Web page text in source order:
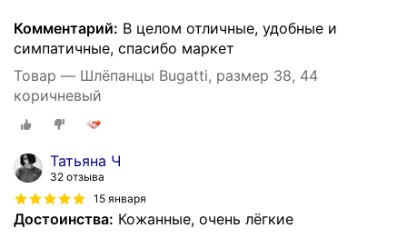
Комментарий: В целом отличные, удобные и
симпатичные, спасибо маркет
Товар — Шлёпанцы Bugatti, размер 38, 44
коричневый
Татьяна Ч
32 отзыва
15 января
Достоинства: Кожанные, очень лёгкие